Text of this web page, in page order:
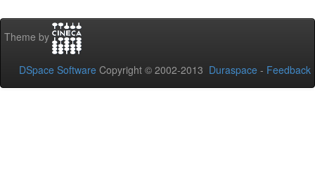
Theme by
DSpace Software Copyright © 2002-2013 Duraspace - Feedback